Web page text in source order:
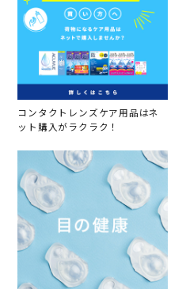
コンタクトレンズケア用品はネ
ット購入がラクラク！